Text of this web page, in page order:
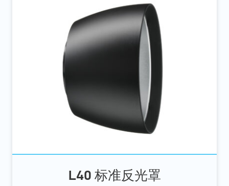
L40 标准反光罩